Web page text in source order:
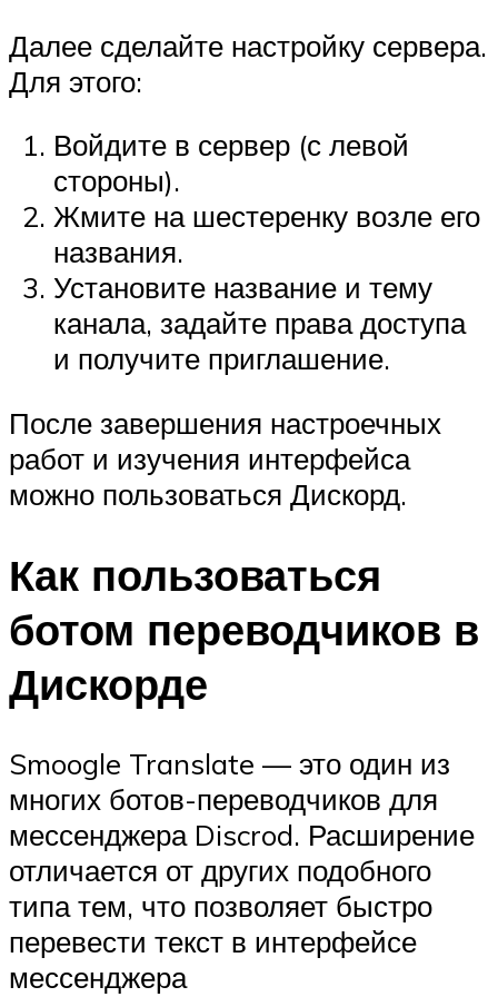
Далее сделайте настройку сервера.
Для этого:
Войдите в сервер (с левой
стороны).
Жмите на шестеренку возле его
названия.
Установите название и тему
канала, задайте права доступа
и получите приглашение.
После завершения настроечных
работ и изучения интерфейса
можно пользоваться Дискорд.
Как пользоваться
ботом переводчиков в
Дискорде
Smoogle Translate — это один из
многих ботов-переводчиков для
мессенджера Discrod. Расширение
отличается от других подобного
типа тем, что позволяет быстро
перевести текст в интерфейсе
мессенджера